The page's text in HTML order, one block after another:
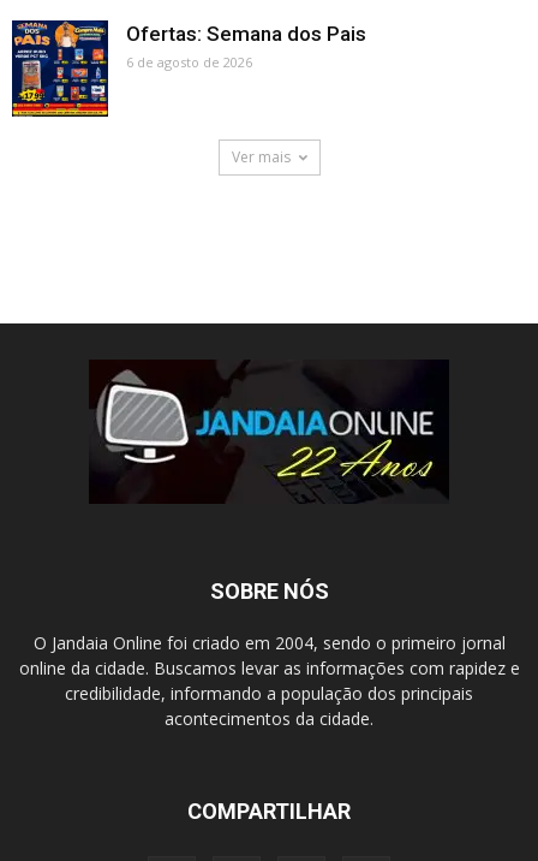
Ofertas: Semana dos Pais
6 de agosto de 2026
Ver mais
SOBRE NÓS
O Jandaia Online foi criado em 2004, sendo o primeiro jornal
online da cidade. Buscamos levar as informações com rapidez e
credibilidade, informando a população dos principais
acontecimentos da cidade.
COMPARTILHAR